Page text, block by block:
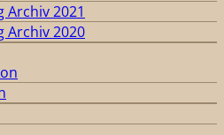
Archiv 2021
Archiv 2020